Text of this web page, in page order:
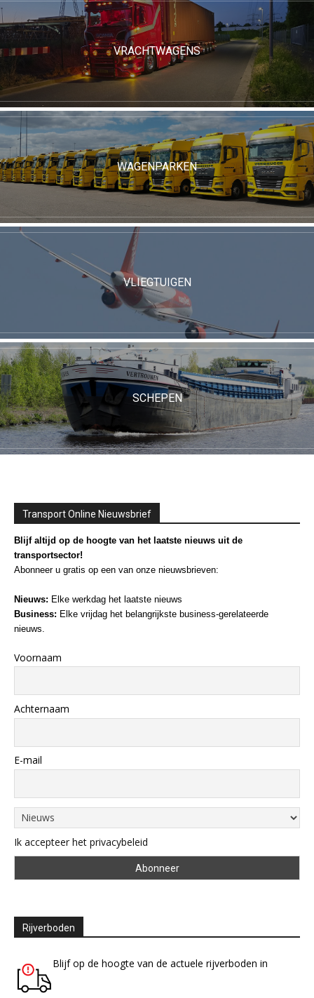
VRACHTWAGENS
WAGENPARKEN
VLIEGTUIGEN
SCHEPEN
Transport Online Nieuwsbrief
Blijf altijd op de hoogte van het laatste nieuws uit de
transportsector!
Abonneer u gratis op een van onze nieuwsbrieven:
Nieuws: Elke werkdag het laatste nieuws
Business: Elke vrijdag het belangrijkste business-gerelateerde
nieuws.
Voornaam
Achternaam
E-mail
Ik accepteer het privacybeleid
Rijverboden
Blijf op de hoogte van de actuele rijverboden in